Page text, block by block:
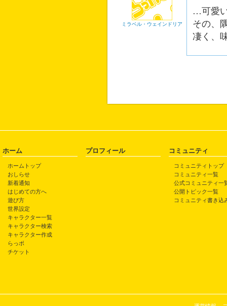
ミラベル・ウェインドリア
…可愛
その、
凄く、
ホーム
ホームトップ
おしらせ
新着通知
はじめての方へ
遊び方
世界設定
キャラクター一覧
キャラクター検索
キャラクター作成
らっポ
チケット
プロフィール コミュニティ
コミュニティトップ
コミュニティ一覧
公式コミュニティ一
公開トピック一覧
コミュニティ書き込